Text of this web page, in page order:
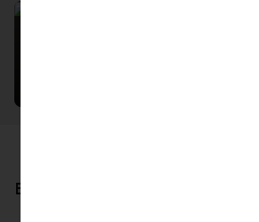
Bleiben Sie informiert – lesen